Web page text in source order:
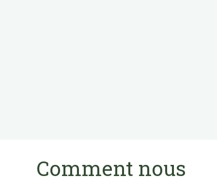
Comment nous